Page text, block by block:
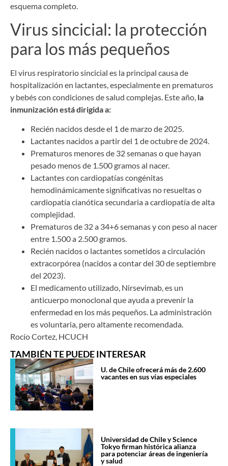
esquema completo.
Virus sincicial: la protección
para los más pequeños
El virus respiratorio sincicial es la principal causa de
hospitalización en lactantes, especialmente en prematuros
y bebés con condiciones de salud complejas. Este año, la
inmunización está dirigida a:
Recién nacidos desde el 1 de marzo de 2025.
Lactantes nacidos a partir del 1 de octubre de 2024.
Prematuros menores de 32 semanas o que hayan
pesado menos de 1.500 gramos al nacer.
Lactantes con cardiopatías congénitas
hemodinámicamente significativas no resueltas o
cardiopatía cianótica secundaria a cardiopatía de alta
complejidad.
Prematuros de 32 a 34+6 semanas y con peso al nacer
entre 1.500 a 2.500 gramos.
Recién nacidos o lactantes sometidos a circulación
extracorpórea (nacidos a contar del 30 de septiembre
del 2023).
El medicamento utilizado, Nirsevimab, es un
anticuerpo monoclonal que ayuda a prevenir la
enfermedad en los más pequeños. La administración
es voluntaria, pero altamente recomendada.
Rocío Cortez, HCUCH
TAMBIÉN TE PUEDE INTERESAR
U. de Chile ofrecerá más de 2.600
vacantes en sus vías especiales
Universidad de Chile y Science
Tokyo firman histórica alianza
para potenciar áreas de ingeniería
y salud